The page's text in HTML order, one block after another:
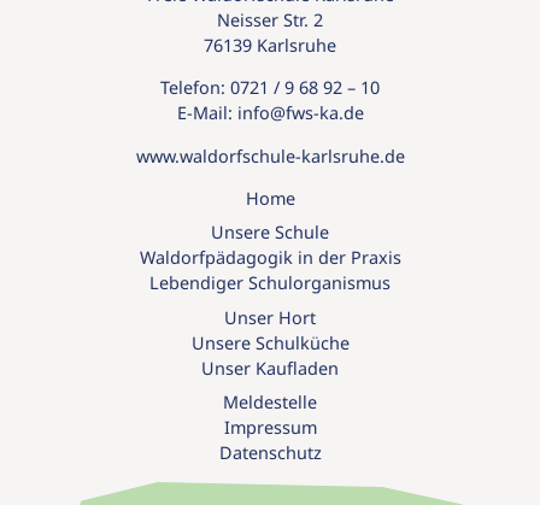
Neisser Str. 2
76139 Karlsruhe
Telefon: 0721 / 9 68 92 – 10
E-Mail: info@fws-ka.de
www.waldorfschule-karlsruhe.de
Home
Unsere Schule
Waldorfpädagogik in der Praxis
Lebendiger Schulorganismus
Unser Hort
Unsere Schulküche
Unser Kaufladen
Meldestelle
Impressum
Datenschutz